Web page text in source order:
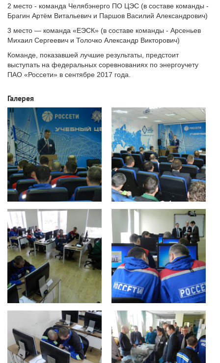
2 место - команда Челябэнерго ПО ЦЭС (в составе команды -
Брагин Артём Витальевич и Паршов Василий Александрович)
3 место — команда «ЕЭСК» (в составе команды - Арсеньев
Михаил Сергеевич и Толочко Александр Викторович)
Команде, показавшей лучшие результаты, предстоит
выступать на федеральных соревнованиях по энергоучету
ПАО «Россети» в сентябре 2017 года.
Галерея